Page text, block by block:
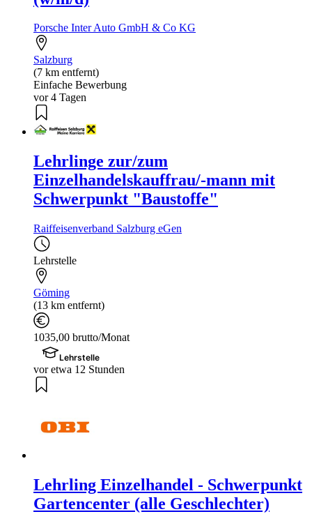
Porsche Inter Auto GmbH & Co KG
Salzburg
(7 km entfernt)
Einfache Bewerbung
vor 4 Tagen
Lehrlinge zur/zum
Einzelhandelskauffrau/-mann mit
Schwerpunkt "Baustoffe"
Raiffeisenverband Salzburg eGen
Lehrstelle
Göming
(13 km entfernt)
1035,00 brutto/Monat
Lehrstelle
vor etwa 12 Stunden
Lehrling Einzelhandel - Schwerpunkt
Gartencenter (alle Geschlechter)